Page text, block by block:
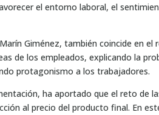
el entorno laboral, el
Giménez, también coincide en el
de los empleados, explicando la
protagonismo a los trabajadores.
ha aportado que el reto de
al precio del producto final. En